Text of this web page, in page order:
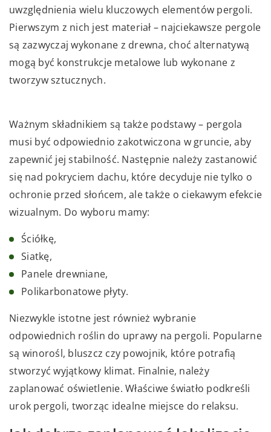
uwzględnienia wielu kluczowych elementów pergoli.
Pierwszym z nich jest materiał – najciekawsze pergole
są zazwyczaj wykonane z drewna, choć alternatywą
mogą być konstrukcje metalowe lub wykonane z
tworzyw sztucznych.
Ważnym składnikiem są także podstawy – pergola
musi być odpowiednio zakotwiczona w gruncie, aby
zapewnić jej stabilność. Następnie należy zastanowić
się nad pokryciem dachu, które decyduje nie tylko o
ochronie przed słońcem, ale także o ciekawym efekcie
wizualnym. Do wyboru mamy:
Ściółkę,
Siatkę,
Panele drewniane,
Polikarbonatowe płyty.
Niezwykle istotne jest również wybranie
odpowiednich roślin do uprawy na pergoli. Popularne
są winorośl, bluszcz czy powojnik, które potrafią
stworzyć wyjątkowy klimat. Finalnie, należy
zaplanować oświetlenie. Właściwe światło podkreśli
urok pergoli, tworząc idealne miejsce do relaksu.